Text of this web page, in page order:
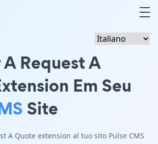
Request A
Em Seu
Site
A Quote extension al tuo sito Pulse CMS